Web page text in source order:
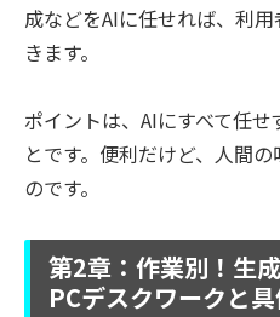
成などをAIに任せれば、利
きます。
ポイントは、AIにすべて任せ
とです。便利だけど、人間
のです。
第2章：作業別！生
PCデスクワークと